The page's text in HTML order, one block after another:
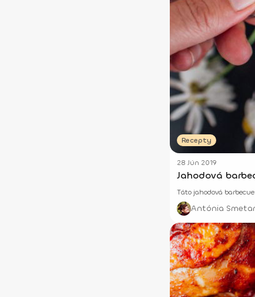
Recepty
28 Jún 2019
Jahodová
Táto jahodová
Antónia